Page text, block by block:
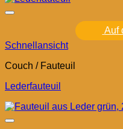
Auf
Schnellansicht
Couch / Fauteuil
Lederfauteuil